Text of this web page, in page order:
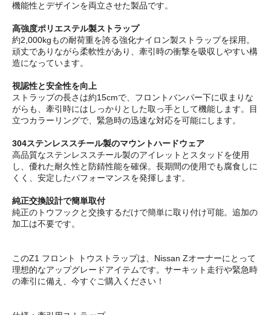
機能性とデザインを両立させた製品です。
高強度ポリエステル製ストラップ
約2,000kgもの耐荷重を誇る強化ナイロン製ストラップを採用。
頑丈でありながら柔軟性があり、牽引時の衝撃を吸収しやすい構
造になっています。
視認性と安全性を向上
ストラップの長さは約15cmで、フロントバンパー下に収まりな
がらも、牽引時にはしっかりとした取っ手として機能します。目
立つカラーリングで、緊急時の迅速な対応を可能にします。
304ステンレススチール製のマウントハードウェア
高品質なステンレススチール製のアイレットとスタッドを使用
し、優れた耐久性と防錆性能を確保。長期間の使用でも腐食しに
くく、安定したパフォーマンスを発揮します。
純正交換設計で簡単取付
純正のトウフックと交換するだけで簡単に取り付け可能。追加の
加工は不要です。
このZ1 フロント トウストラップは、Nissan Zオーナーにとって
理想的なアップグレードアイテムです。サーキット走行や緊急時
の牽引に備え、今すぐご購入ください！